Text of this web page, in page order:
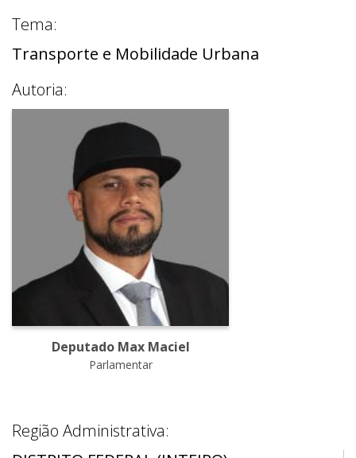
Tema:
Transporte e Mobilidade Urbana
Autoria:
Deputado Max Maciel
Parlamentar
Região Administrativa: